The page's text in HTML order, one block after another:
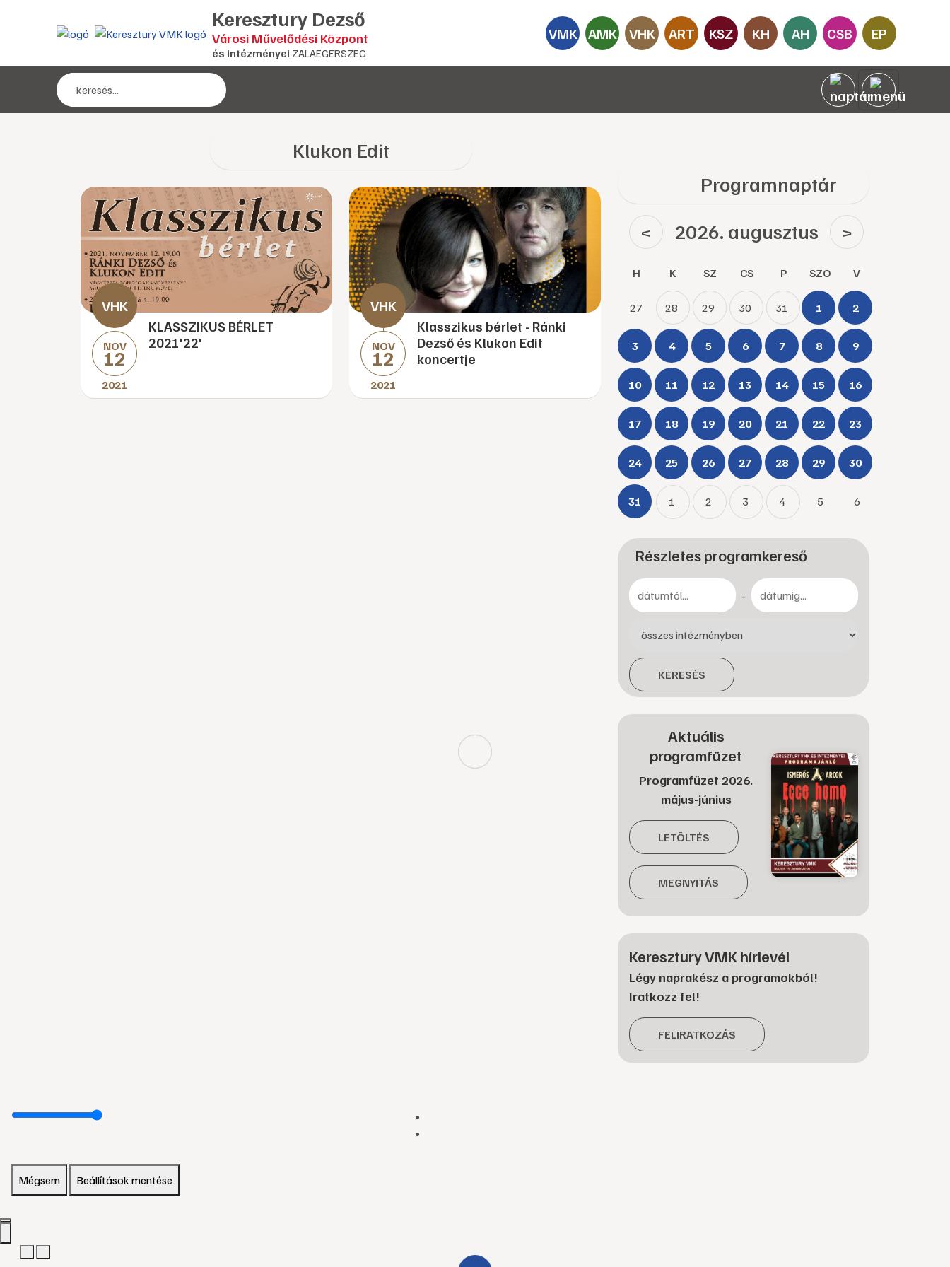
Keresztury Dezső
Városi Művelődési Központ
és intézményei ZALAEGERSZEG
VMK AMK VHK ART KSZ KH AH CSB EP
Klukon Edit
NOV
12
2021
KLASSZIKUS BÉRLET
2021'22'
NOV
12
2021
Klasszikus bérlet - Ránki
Dezső és Klukon Edit
koncertje
Programnaptár
< 2026. augusztus >
H K SZ CS P SZO V
27 28 29 30 31 1 2
3 4 5 6 7 8 9
10 11 12 13 14 15 16
17 18 19 20 21 22 23
24 25 26 27 28 29 30
31 1 2 3 4 5 6
Részletes programkereső
-
KERESÉS
Aktuális
programfüzet
Programfüzet 2026.
május-június
LETÖLTÉS
MEGNYITÁS
Keresztury VMK hírlevél
Légy naprakész a programokból!
Iratkozz fel!
FELIRATKOZÁS
Mégsem Beállítások mentése